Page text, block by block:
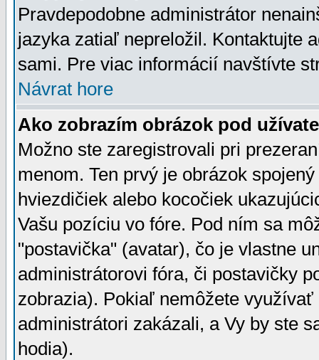
Pravdepodobne administrátor
jazyka zatiaľ nepreložil. Kontaktujte
sami. Pre viac informácií navštívte
Návrat hore
Ako zobrazím obrázok pod
Možno ste zaregistrovali pri
menom. Ten prvý je obrázok
hviezdičiek alebo kocočiek
Vašu pozíciu vo fóre. Pod ním sa
"postavička" (avatar), čo je vlastne
administrátorovi fóra, či postavičky
zobrazia). Pokiaľ nemôžete
administrátori zakázali, a Vy by ste
hodia).